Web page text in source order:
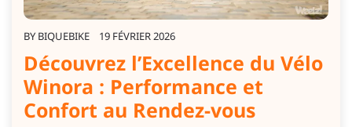
BY BIQUEBIKE 19 FÉVRIER 2026
Découvrez l’Excellence du Vélo
Winora : Performance et
Confort au Rendez-vous